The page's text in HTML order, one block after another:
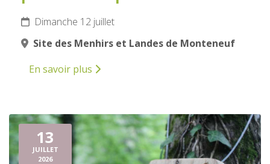
Dimanche 12 juillet
Site des Menhirs et Landes de Monteneuf
En savoir plus
13
JUILLET
2026